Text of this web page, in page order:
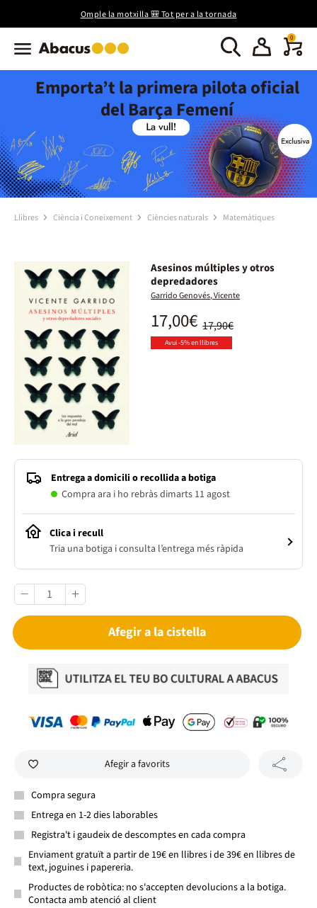
Omple la motxilla 🎒 Tot per a la tornada
0
Emporta’t la primera pilota oficial
del Barça Femení
Llibres Ciència i Coneixement Ciències naturals Matemàtiques
Asesinos múltiples y otros
depredadores
Garrido Genovés, Vicente
17,90€
17,00€
Avui -5% en llibres
Entrega a domicili o recollida a botiga
Compra ara i ho rebràs dimarts 11 agost
Clica i recull
Tria una botiga i consulta l’entrega més ràpida
Afegir a la cistella
Afegir a favorits
Compra segura
Entrega en 1-2 dies laborables
Registra't i gaudeix de descomptes en cada compra
Enviament gratuït a partir de 19€ en llibres i de 39€ en llibres de
text, joguines i papereria.
Productes de robòtica: no s'accepten devolucions a la botiga.
Contacta amb atenció al client